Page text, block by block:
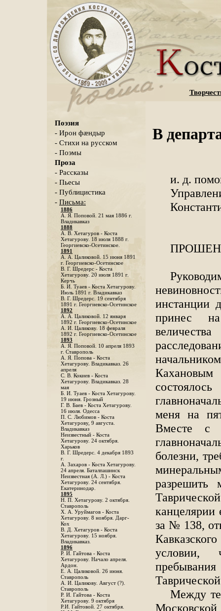
Поэзия
- Ирон фæндыр
- Стихи на русском
- Поэмы
Проза
- Рассказы
- Пьесы
- Публицистика
- Письма:
1886
А. Я. Поповой. 21 мая 1886 г.
Владикавказ
1888
A. В. Хетагуров - Коста
Хетагурову. 18 июля 1888 г.
Георгиевско-Осетинское.
1891
А. А. Цаликовой. 15 июня 1891
г. Георгиевско-Осетинское
B. Г. Шредерс - Коста
Хетагурову. 20 июля 1891 г.
Керчь
Б. И. Туаев - Коста Хетагурову.
Июль 1891 г. Владикавказ
В. Г. Шредерс. 19 сентября
1891 г. Георгиевско-Осетинское
1892
А. А. Цаликовой. 12 января
1892 г. Георгиевско-Осетинское
А. И. Цаликову. 18 февраля
1892 г. Георгиевско-Осетинское
1893
А. Я. Поповой. 10 апреля 1893
г. Ставрополь
A. Я. Попова - Коста
Хетагурову. Владикавказ. 26
апреля
С. В. Кокиев - Коста
Хетагурову. Владикавказ. 28
мая
Б. И. Туаев - Коста Хетагурову.
19 июня. Грозный
Г. В. Баев - Коста Хетагурову.
16 июля. Одесса
П. С. Любимов - Коста
Хетагурову, 9 августа.
Владикавказ
Неизвестный - Коста
Хетагурову. 24 октября.
Харьков
B. Г. Шредерс. 4 декабря 1893
г.
А. Захаров - Коста Хетагурову.
24 апреля. Баталпашинск
Неизвестная (А. Л.) - Коста
Хетагурову. 24 сентября.
Екатеринодар.
1895
Н. П. Хетагурову. 2 октября.
Ставрополь
X. А. Уруймагов - Коста
Хетагурову. 8 ноября. Дарг-
Кох
В. Д. Хетагуров - Коста
Хетагурову. 15 ноября.
Владикавказ.
1896
Р. И. Гайтова - Коста
Хетагурову. Начало апреля.
Ардон.
Е. А. Цаликовой. 26 июня.
Ставрополь
А. И. Цаликову. Август (?).
Ставрополь
Р. И. Гайтова - Коста
Хетагурову. 9 октября
Р.И. Гайтовой. 27 октября.
В
и. д.
инстанции
принес
меня на
Вместе с
болезни,
разрешить
канцелярии
за № 138,
условии,
Между